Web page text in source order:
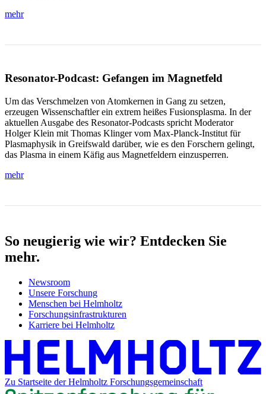
mehr
Resonator-Podcast: Gefangen im Magnetfeld
Um das Verschmelzen von Atomkernen in Gang zu setzen,
erzeugen Wissenschaftler ein extrem heißes Fusionsplasma. In der
aktuellen Ausgabe des Resonator-Podcasts spricht Moderator
Holger Klein mit Thomas Klinger vom Max-Planck-Institut für
Plasmaphysik in Greifswald darüber, wie es den Forschern gelingt,
das Plasma in einem Käfig aus Magnetfeldern einzusperren.
mehr
So neugierig wie wir? Entdecken Sie
mehr.
Newsroom
Unsere Forschung
Menschen bei Helmholtz
Forschungsinfrastrukturen
Karriere bei Helmholtz
Zu Startseite der Helmholtz Forschungsgemeinschaft